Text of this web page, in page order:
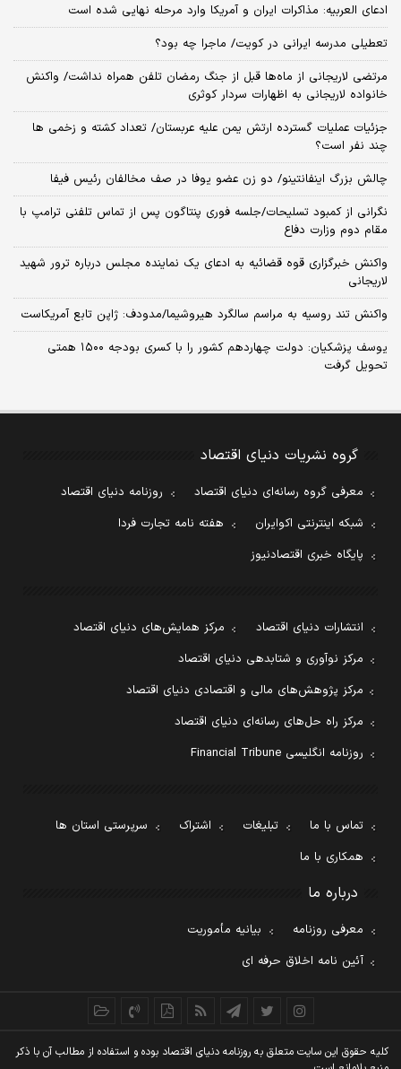
ادعای العربیه: مذاکرات ایران و آمریکا وارد مرحله نهایی شده است
تعطیلی مدرسه ایرانی در کویت/ ماجرا چه بود؟
مرتضی لاریجانی از ماه‌ها قبل از جنگ رمضان تلفن همراه نداشت/ واکنش
خانواده لاریجانی به اظهارات سردار کوثری
جزئیات عملیات گسترده ارتش یمن علیه عربستان/ تعداد کشته و زخمی ها
چند نفر است؟
چالش بزرگ اینفانتینو/ دو زن عضو یوفا در صف مخالفان رئیس فیفا
نگرانی از کمبود تسلیحات/جلسه فوری پنتاگون پس از تماس تلفنی ترامپ با
مقام دوم وزارت دفاع
واکنش خبرگزاری قوه قضائیه به ادعای یک نماینده مجلس درباره ترور شهید
لاریجانی
واکنش تند روسیه به مراسم سالگرد هیروشیما/مدودف: ژاپن تابع آمریکاست
یوسف پزشکیان: دولت چهاردهم کشور را با کسری بودجه ۱۵۰۰ همتی
تحویل گرفت
گروه نشریات دنیای اقتصاد
معرفی گروه رسانه‌ای دنیای اقتصاد
روزنامه دنیای اقتصاد
شبکه اینترنتی اکوایران
هفته نامه تجارت فردا
پایگاه خبری اقتصادنیوز
انتشارات دنیای اقتصاد
مرکز همایش‌های دنیای اقتصاد
مرکز نوآوری و شتابدهی دنیای اقتصاد
مرکز پژوهش‌های مالی و اقتصادی دنیای اقتصاد
مرکز راه حل‌های رسانه‌ای دنیای اقتصاد
روزنامه انگلیسی Financial Tribune
تماس با ما تبلیغات اشتراک
سرپرستی استان ها
همکاری با ما
درباره ما
معرفی روزنامه
بیانیه مأموریت
آئین نامه اخلاق حرفه ای
کليه حقوق اين سايت متعلق به روزنامه دنيای اقتصاد بوده و استفاده از مطالب آن با ذکر